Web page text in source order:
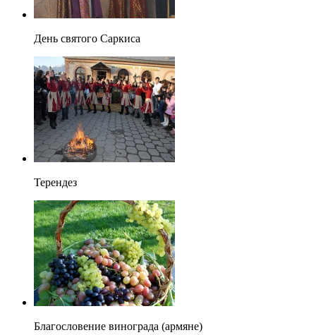
День святого Саркиса
Терендез
Благословение винограда (армяне)